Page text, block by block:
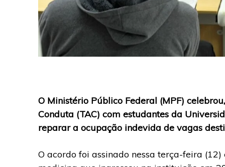
O Ministério Público Federal (MPF)
Conduta (TAC) com estudantes da
reparar a ocupação indevida de vagas
O acordo foi assinado nessa terça-feira